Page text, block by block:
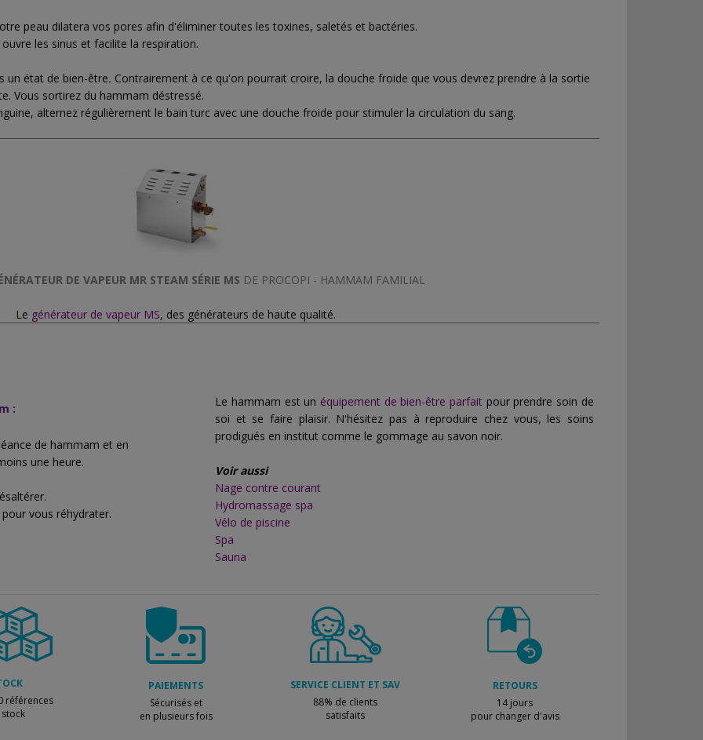
peau dilatera vos pores afin d'éliminer toutes les toxines, saletés et bactéries.
les sinus et facilite la respiration.
un état de bien-être. Contrairement à ce qu'on pourrait croire, la douche froide que vous devrez prendre à la sortie
Vous sortirez du hammam déstressé.
alternez régulièrement le bain turc avec une douche froide pour stimuler la circulation du sang.
DE VAPEUR MR STEAM SÉRIE MS DE PROCOPI - HAMMAM FAMILIAL
Le générateur de vapeur MS, des générateurs de haute qualité.
:
de hammam et en
une heure.
vous réhydrater.
Le hammam est un équipement de bien-être parfait pour prendre soin de
soi et se faire plaisir. N'hésitez pas à reproduire chez vous, les soins
prodigués en institut comme le gommage au savon noir.
Voir aussi
Nage contre courant
Hydromassage spa
Vélo de piscine
Spa
Sauna
références
stock
PAIEMENTS
Sécurisés et
en plusieurs fois
SERVICE CLIENT ET SAV
88% de clients
satisfaits
RETOURS
14 jours
pour changer d'avis